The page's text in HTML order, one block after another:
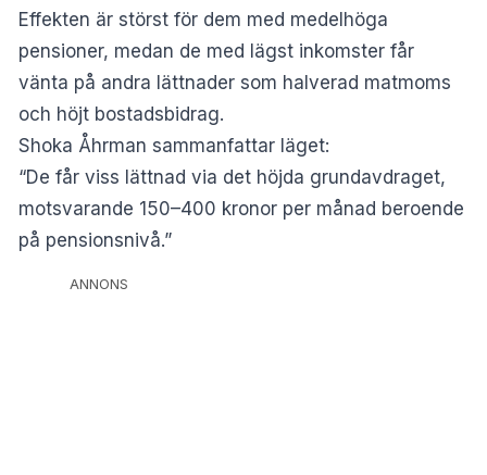
Effekten är störst för dem med medelhöga
pensioner, medan de med lägst inkomster får
vänta på andra lättnader som halverad matmoms
och höjt bostadsbidrag.
Shoka Åhrman sammanfattar läget:
“De får viss lättnad via det höjda grundavdraget,
motsvarande 150–400 kronor per månad beroende
på pensionsnivå.”
ANNONS